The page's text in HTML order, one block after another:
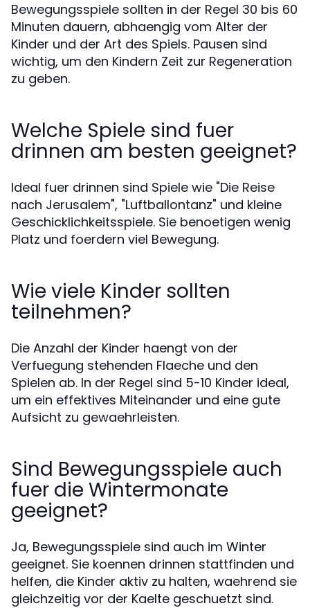
Bewegungsspiele sollten in der Regel 30 bis 60
Minuten dauern, abhaengig vom Alter der
Kinder und der Art des Spiels. Pausen sind
wichtig, um den Kindern Zeit zur Regeneration
zu geben.
Welche Spiele sind fuer
drinnen am besten geeignet?
Ideal fuer drinnen sind Spiele wie "Die Reise
nach Jerusalem", "Luftballontanz" und kleine
Geschicklichkeitsspiele. Sie benoetigen wenig
Platz und foerdern viel Bewegung.
Wie viele Kinder sollten
teilnehmen?
Die Anzahl der Kinder haengt von der
Verfuegung stehenden Flaeche und den
Spielen ab. In der Regel sind 5-10 Kinder ideal,
um ein effektives Miteinander und eine gute
Aufsicht zu gewaehrleisten.
Sind Bewegungsspiele auch
fuer die Wintermonate
geeignet?
Ja, Bewegungsspiele sind auch im Winter
geeignet. Sie koennen drinnen stattfinden und
helfen, die Kinder aktiv zu halten, waehrend sie
gleichzeitig vor der Kaelte geschuetzt sind.